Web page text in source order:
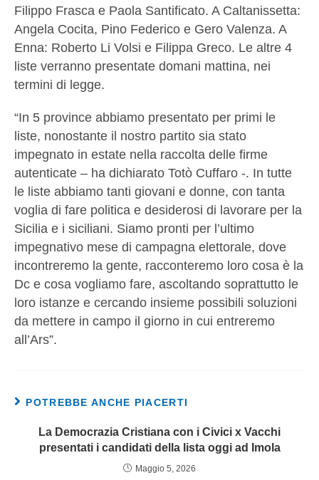
Filippo Frasca e Paola Santificato. A Caltanissetta:
Angela Cocita, Pino Federico e Gero Valenza. A
Enna: Roberto Li Volsi e Filippa Greco. Le altre 4
liste verranno presentate domani mattina, nei
termini di legge.
“In 5 province abbiamo presentato per primi le
liste, nonostante il nostro partito sia stato
impegnato in estate nella raccolta delle firme
autenticate – ha dichiarato Totò Cuffaro -. In tutte
le liste abbiamo tanti giovani e donne, con tanta
voglia di fare politica e desiderosi di lavorare per la
Sicilia e i siciliani. Siamo pronti per l’ultimo
impegnativo mese di campagna elettorale, dove
incontreremo la gente, racconteremo loro cosa è la
Dc e cosa vogliamo fare, ascoltando soprattutto le
loro istanze e cercando insieme possibili soluzioni
da mettere in campo il giorno in cui entreremo
all’Ars”.
POTREBBE ANCHE PIACERTI
La Democrazia Cristiana con i Civici x Vacchi
presentati i candidati della lista oggi ad Imola
Maggio 5, 2026